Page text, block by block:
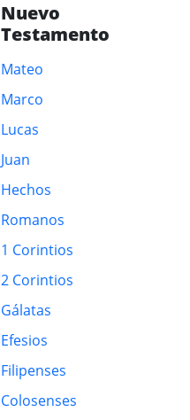
Nuevo
Testamento
Mateo
Marco
Lucas
Juan
Hechos
Romanos
1 Corintios
2 Corintios
Gálatas
Efesios
Filipenses
Colosenses